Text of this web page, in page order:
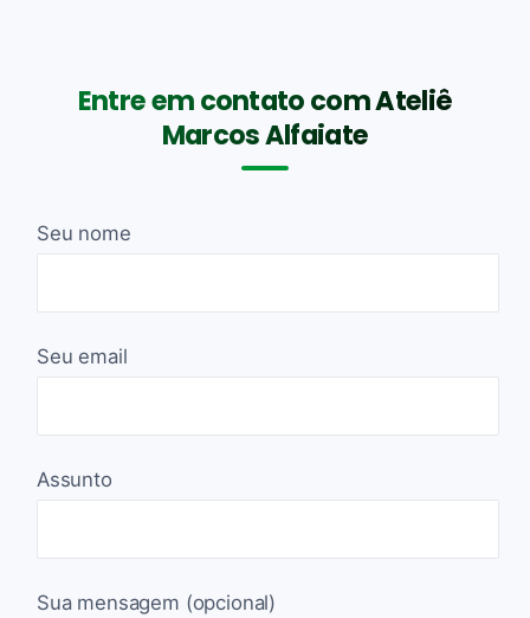
Entre em contato com Ateliê
Marcos Alfaiate
Seu nome
Seu email
Assunto
Sua mensagem (opcional)